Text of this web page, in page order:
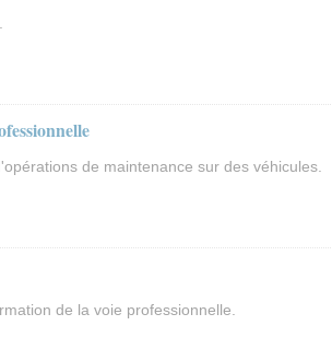
de maintenance sur des véhicules.
de la voie professionnelle.